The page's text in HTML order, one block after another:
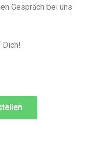
Gespräch bei uns
Dich!